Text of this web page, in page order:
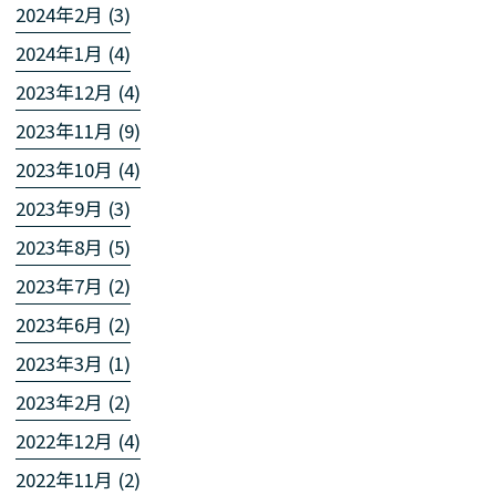
2024年2月 (3)
2024年1月 (4)
2023年12月 (4)
2023年11月 (9)
2023年10月 (4)
2023年9月 (3)
2023年8月 (5)
2023年7月 (2)
2023年6月 (2)
2023年3月 (1)
2023年2月 (2)
2022年12月 (4)
2022年11月 (2)